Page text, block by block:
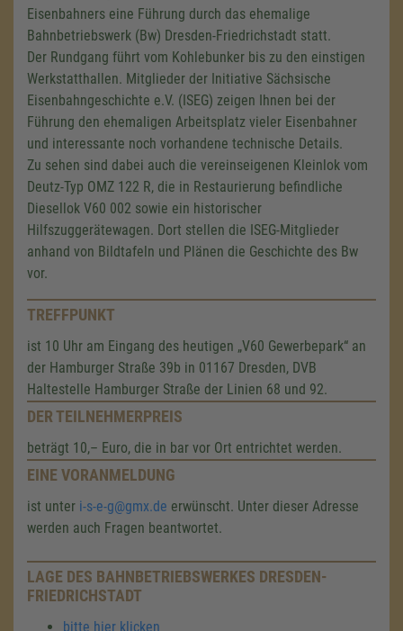
Eisenbahners eine Führung durch das ehemalige
Bahnbetriebswerk (Bw) Dresden-Friedrichstadt statt.
Der Rundgang führt vom Kohlebunker bis zu den einstigen
Werkstatthallen. Mitglieder der Initiative Sächsische
Eisenbahngeschichte e.V. (ISEG) zeigen Ihnen bei der
Führung den ehemaligen Arbeitsplatz vieler Eisenbahner
und interessante noch vorhandene technische Details.
Zu sehen sind dabei auch die vereinseigenen Kleinlok vom
Deutz-Typ OMZ 122 R, die in Restaurierung befindliche
Diesellok V60 002 sowie ein historischer
Hilfszuggerätewagen. Dort stellen die ISEG-Mitglieder
anhand von Bildtafeln und Plänen die Geschichte des Bw
vor.
TREFFPUNKT
ist 10 Uhr am Eingang des heutigen „V60 Gewerbepark“ an
der Hamburger Straße 39b in 01167 Dresden, DVB
Haltestelle Hamburger Straße der Linien 68 und 92.
DER TEILNEHMERPREIS
beträgt 10,– Euro, die in bar vor Ort entrichtet werden.
EINE VORANMELDUNG
ist unter i-s-e-g@gmx.de erwünscht. Unter dieser Adresse
werden auch Fragen beantwortet.
LAGE DES BAHNBETRIEBSWERKES DRESDEN-
FRIEDRICHSTADT
bitte hier klicken